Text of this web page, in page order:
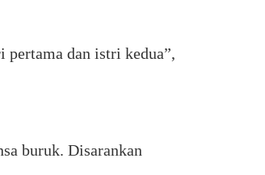
dan istri kedua”,
buruk. Disarankan